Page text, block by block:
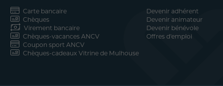
Carte bancaire
Chèques
Virement bancaire
Chèques-vacances ANCV
Coupon sport ANCV
Chèques-cadeaux Vitrine de Mulhouse
Devenir adhérent
Devenir animateur
Devenir bénévole
Offres d'emploi